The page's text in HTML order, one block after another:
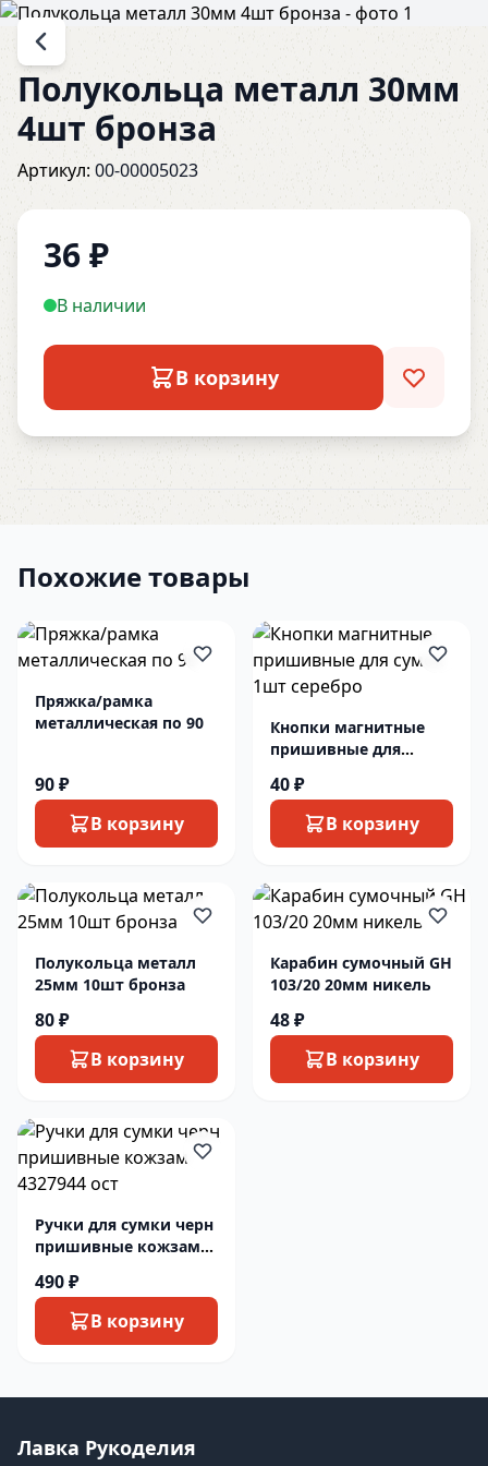
Полукольца металл 30мм
4шт бронза
Артикул: 00-00005023
36₽
В наличии
В корзину
Похожие товары
Пряжка/рамка
металлическая по 90
90 ₽
В корзину
Кнопки магнитные
пришивные для
40 ₽
В корзину
Полукольца металл
25мм 10шт бронза
80 ₽
В корзину
Карабин сумочный GH
103/20 20мм никель
48 ₽
В корзину
Ручки для сумки черн
пришивные кожзам
490 ₽
В корзину
Лавка Рукоделия